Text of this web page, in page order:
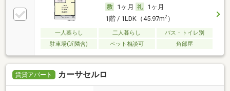
1ヶ月
1ヶ月
1階 / 1LDK（45.97m2）
一人暮らし 二人暮らし
バス・トイレ別
駐車場(近隣含)
ペット相談可 角部屋
賃貸アパート カーサセルロ